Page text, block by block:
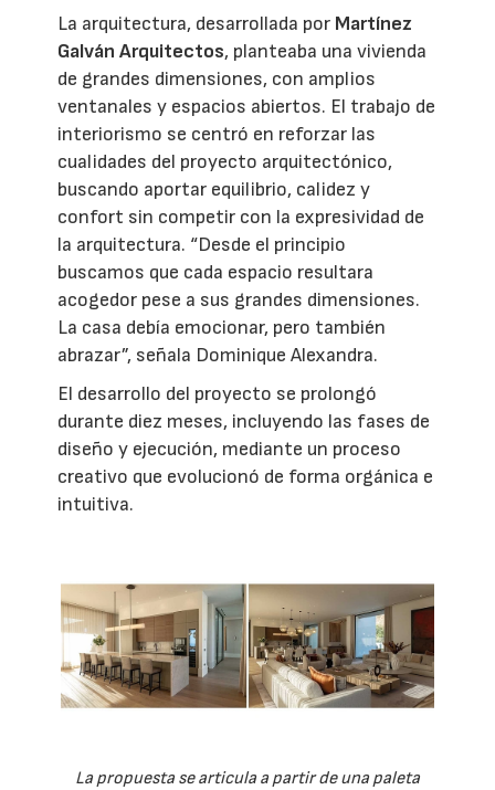
La arquitectura, desarrollada por Martínez
Galván Arquitectos, planteaba una vivienda
de grandes dimensiones, con amplios
ventanales y espacios abiertos. El trabajo de
interiorismo se centró en reforzar las
cualidades del proyecto arquitectónico,
buscando aportar equilibrio, calidez y
confort sin competir con la expresividad de
la arquitectura. “Desde el principio
buscamos que cada espacio resultara
acogedor pese a sus grandes dimensiones.
La casa debía emocionar, pero también
abrazar”, señala Dominique Alexandra.
El desarrollo del proyecto se prolongó
durante diez meses, incluyendo las fases de
diseño y ejecución, mediante un proceso
creativo que evolucionó de forma orgánica e
intuitiva.
La propuesta se articula a partir de una paleta